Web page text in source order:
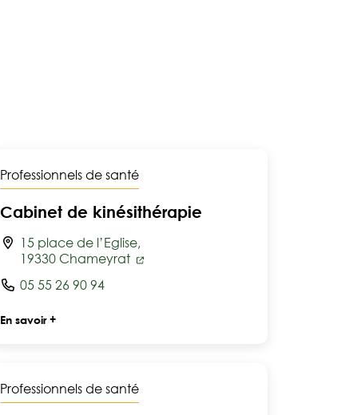
Professionnels de santé
Cabinet de kinésithérapie
15 place de l’Eglise,
19330 Chameyrat
05 55 26 90 94
En savoir +
Professionnels de santé